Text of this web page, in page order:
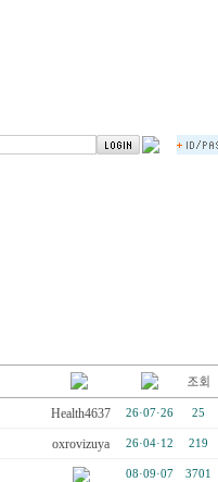
Health4637 26·07·26 25
oxrovizuya 26·04·12 219
08·09·07 3701